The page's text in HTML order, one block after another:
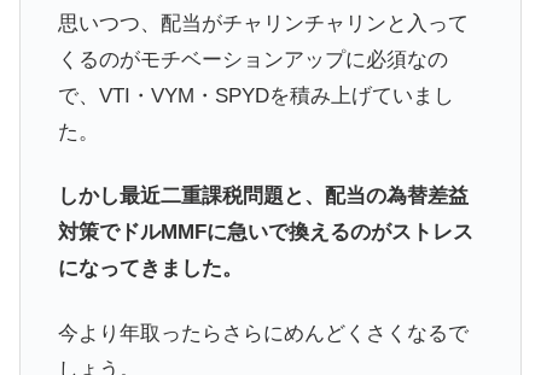
思いつつ、配当がチャリンチャリンと入って
くるのがモチベーションアップに必須なの
で、VTI・VYM・SPYDを積み上げていまし
た。
しかし最近二重課税問題と、配当の為替差益
対策でドルMMFに急いで換えるのがストレス
になってきました。
今より年取ったらさらにめんどくさくなるで
しょう。